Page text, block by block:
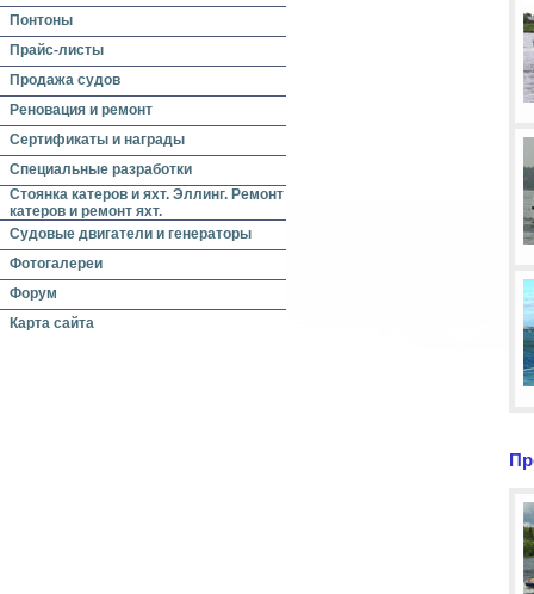
Понтоны
Прайс-листы
Продажа судов
Реновация и ремонт
Сертификаты и награды
Специальные разработки
Стоянка катеров и яхт. Эллинг. Ремонт
катеров и ремонт яхт.
Судовые двигатели и генераторы
Фотогалереи
Форум
Карта сайта